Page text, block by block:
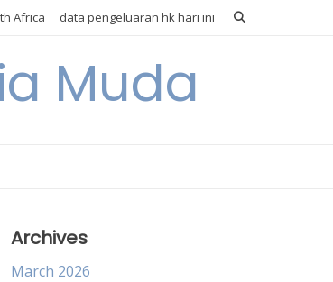
Africa data pengeluaran hk hari ini
Muda
Archives
March 2026